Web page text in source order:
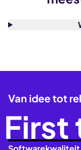
Van idee tot
First